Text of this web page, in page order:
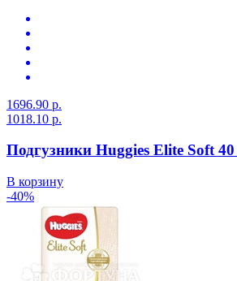
1696.90 р.
1018.10 р.
Подгузники Huggies Elite Soft
В корзину
-40%